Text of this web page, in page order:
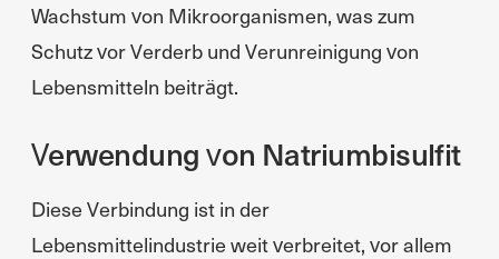
Wachstum von Mikroorganismen, was zum
Schutz vor Verderb und Verunreinigung von
Lebensmitteln beiträgt.
Verwendung von Natriumbisulfit
Diese Verbindung ist in der
Lebensmittelindustrie weit verbreitet, vor allem